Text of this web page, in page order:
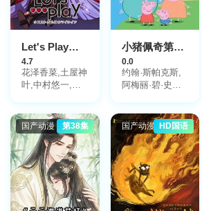
Let's Play充满挑战的人生
4.7
花泽香菜,土屋神
叶,中村悠一,杉
崎未惠,渡辺 紘,
辻井健吾,栗坂南
美,松田健一郎,
诸星堇,畠中祐,
斋贺光希,三宅健
太
小猪佩奇第12季
0.0
约翰·斯帕克斯,
阿梅丽·碧·史密
斯
国产动漫 第38集 国产动漫 HD国语